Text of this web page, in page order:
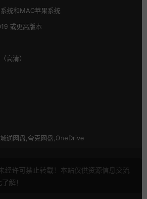
统和MAC苹果系统
或更高版本
高清）
通网盘,夸克网盘,OneDrive
经许可禁止转载！本站仅供资源信息交流
了解 ！